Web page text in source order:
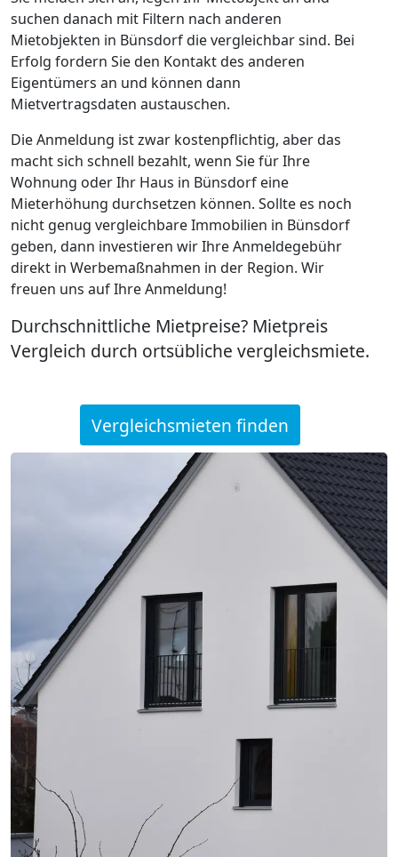
suchen danach mit Filtern nach anderen
Mietobjekten in Bünsdorf die vergleichbar sind. Bei
Erfolg fordern Sie den Kontakt des anderen
Eigentümers an und können dann
Mietvertragsdaten austauschen.
Die Anmeldung ist zwar kostenpflichtig, aber das
macht sich schnell bezahlt, wenn Sie für Ihre
Wohnung oder Ihr Haus in Bünsdorf eine
Mieterhöhung durchsetzen können. Sollte es noch
nicht genug vergleichbare Immobilien in Bünsdorf
geben, dann investieren wir Ihre Anmeldegebühr
direkt in Werbemaßnahmen in der Region. Wir
freuen uns auf Ihre Anmeldung!
Durchschnittliche Mietpreise? Mietpreis
Vergleich durch ortsübliche vergleichsmiete.
Vergleichsmieten finden